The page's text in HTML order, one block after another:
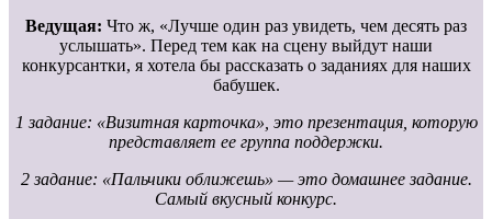
Ведущая: Что ж, «Лучше один раз увидеть, чем десять раз
услышать». Перед тем как на сцену выйдут наши
конкурсантки, я хотела бы рассказать о заданиях для наших
бабушек.
1 задание: «Визитная карточка», это презентация, которую
представляет ее группа поддержки.
2 задание: «Пальчики оближешь» — это домашнее задание.
Самый вкусный конкурс.